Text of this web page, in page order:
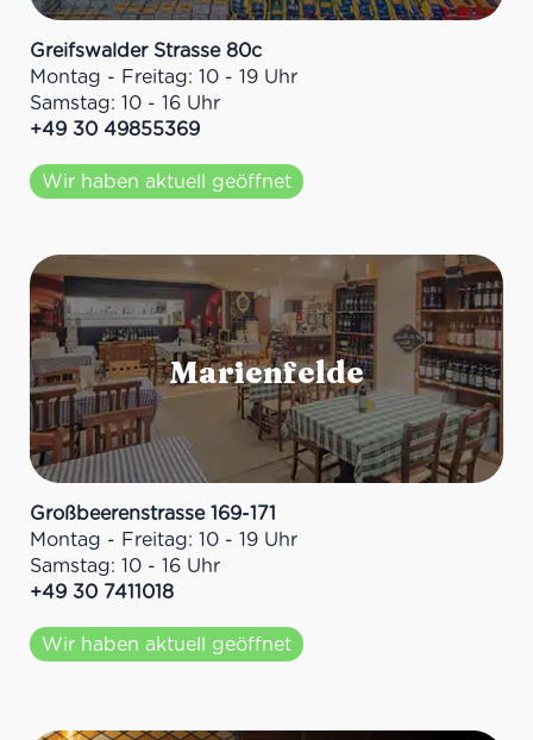
Greifswalder Strasse 80c
Montag - Freitag: 10 - 19 Uhr
Samstag: 10 - 16 Uhr
+49 30 49855369
Wir haben aktuell geöffnet
Großbeerenstrasse 169-171
Montag - Freitag: 10 - 19 Uhr
Samstag: 10 - 16 Uhr
+49 30 7411018
Wir haben aktuell geöffnet